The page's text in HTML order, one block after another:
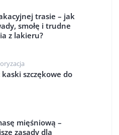
trasie – jak
smołę i trudne
z lakieru?
kaski szczękowe do
mięśniową –
zasady dla